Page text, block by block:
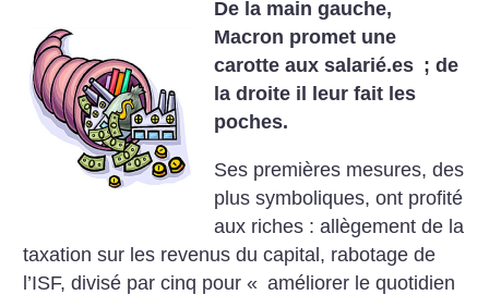
De la main gauche,
Macron promet une
carotte aux salarié.es ; de
la droite il leur fait les
poches.
Ses premières mesures, des
plus symboliques, ont profité
aux riches : allègement de la
taxation sur les revenus du capital, rabotage de
l’ISF, divisé par cinq pour « améliorer le quotidien